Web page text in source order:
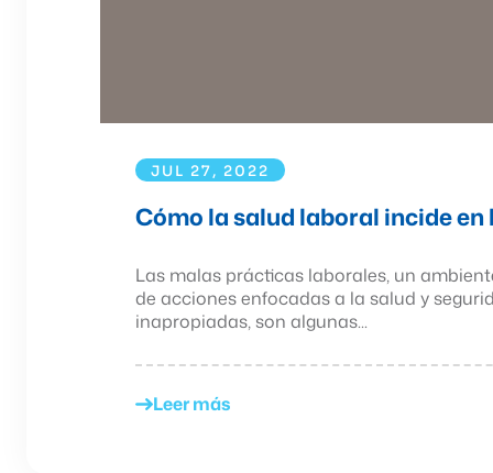
JUL 27, 2022
Cómo la salud laboral incide
Las malas prácticas laborales, un
de acciones enfocadas a la salud y
inapropiadas, son algunas...
Leer más